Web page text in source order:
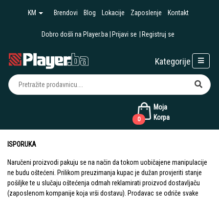
KM Brendovi Blog Lokacije Zaposlenje Kontakt
Dobro došli na Player.ba Prijavi se Registruj se
Moja
Korpa
0
Kategorije
ISPORUKA
Naručeni proizvodi pakuju se na način da tokom uobičajene manipulacije
ne budu oštećeni. Prilikom preuzimanja kupac je dužan provjeriti stanje
pošiljke te u slučaju oštećenja odmah reklamirati proizvod dostavljaču
(zaposlenom kompanije koja vrši dostavu). Prodavac se odriče svake